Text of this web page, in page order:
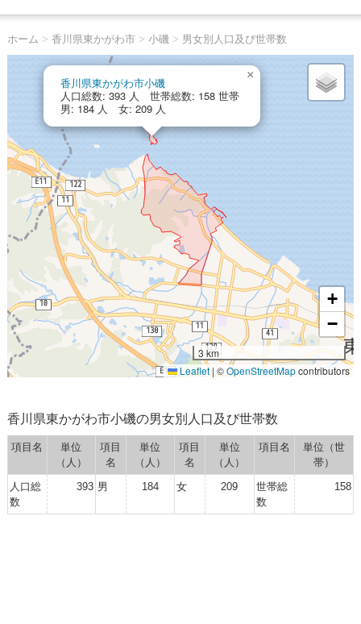
ホーム > 香川県東かがわ市> 小磯> 男女別人口及び世帯数
香川県東かがわ市小磯
人口総数: 393 人 世帯総数: 158 世帯
男: 184 人 女: 209 人
×
+
−
3 km
Leaflet | ©OpenStreetMapcontributors
香川県東かがわ市小磯の男女別人口及び世帯数
項目名
単位
（人）
項目
名
単位
（人）
項目
名
単位
（人）
項目名
単位（世
帯）
人口総
数
393 男 184 女 209
世帯総
数
158